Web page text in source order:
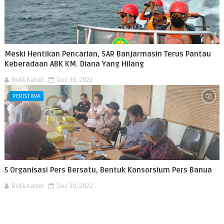
Meski Hentikan Pencarian, SAR Banjarmasin Terus Pantau
Keberadaan ABK KM. Diana Yang Hilang
Bidik Kalsel Dec 30, 2022
PERISTIWA
5 Organisasi Pers Bersatu, Bentuk Konsorsium Pers Banua
Bidik Kalsel Dec 30, 2022